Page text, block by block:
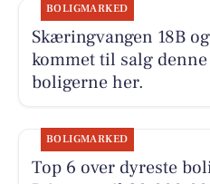
BOLIGMARKED
Skæringvangen 18B
kommet til salg
boligerne her.
BOLIGMARKED
Top 6 over dyreste